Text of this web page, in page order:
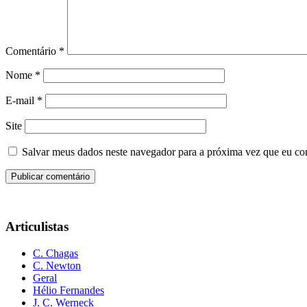
Comentário *
Nome *
E-mail *
Site
Salvar meus dados neste navegador para a próxima vez que eu
Articulistas
C. Chagas
C. Newton
Geral
Hélio Fernandes
J. C. Werneck